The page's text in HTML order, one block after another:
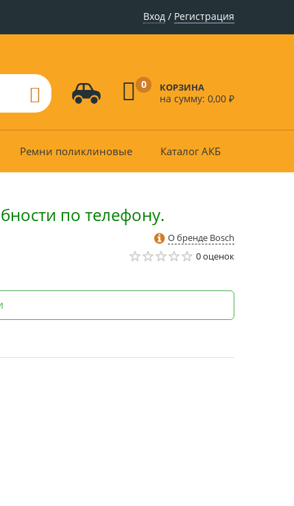
Вход / Регистрация
0
КОРЗИНА
на сумму: 0,00 ₽
Ремни поликлиновые Каталог АКБ
по телефону.
О бренде Bosch
0 оценок